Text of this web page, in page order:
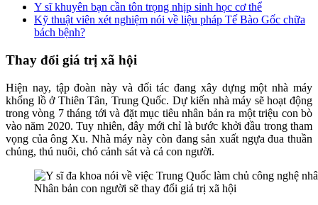
Y sĩ khuyên bạn cần tôn trọng nhịp sinh học cơ thể
Kỹ thuật viên xét nghiệm nói về liệu pháp Tế Bào Gốc chữa
bách bệnh?
Thay đổi giá trị xã hội
Hiện nay, tập đoàn này và đối tác đang xây dựng một nhà máy
khổng lồ ở Thiên Tân, Trung Quốc. Dự kiến nhà máy sẽ hoạt động
trong vòng 7 tháng tới và đặt mục tiêu nhân bản ra một triệu con bò
vào năm 2020. Tuy nhiên, đây mới chỉ là bước khởi đầu trong tham
vọng của ông Xu. Nhà máy này còn đang sản xuất ngựa đua thuần
chủng, thú nuôi, chó cảnh sát và cả con người.
Nhân bản con người sẽ thay đổi giá trị xã hội